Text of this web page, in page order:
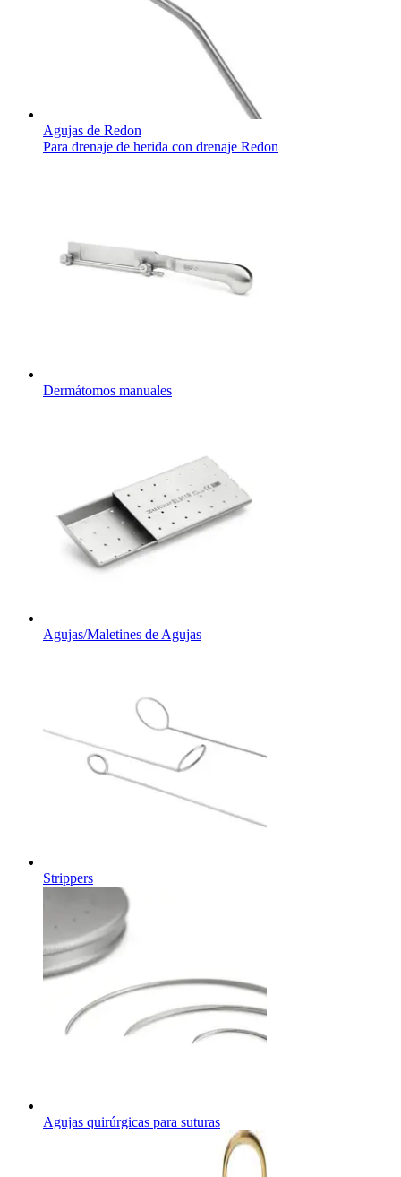
Agujas de Redon
Para drenaje de herida con drenaje Redon
Dermátomos manuales
Agujas/Maletines de Agujas
Strippers
Agujas quirúrgicas para suturas